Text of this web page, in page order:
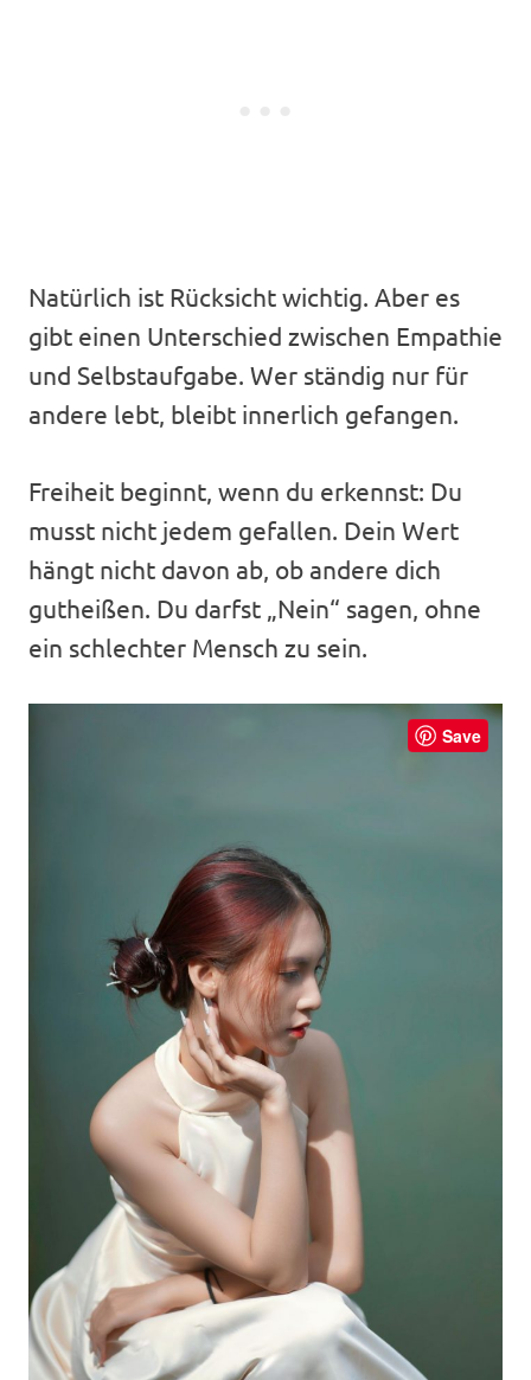
Natürlich ist Rücksicht wichtig. Aber es
gibt einen Unterschied zwischen Empathie
und Selbstaufgabe. Wer ständig nur für
andere lebt, bleibt innerlich gefangen.
Freiheit beginnt, wenn du erkennst: Du
musst nicht jedem gefallen. Dein Wert
hängt nicht davon ab, ob andere dich
gutheißen. Du darfst „Nein“ sagen, ohne
ein schlechter Mensch zu sein.
Save